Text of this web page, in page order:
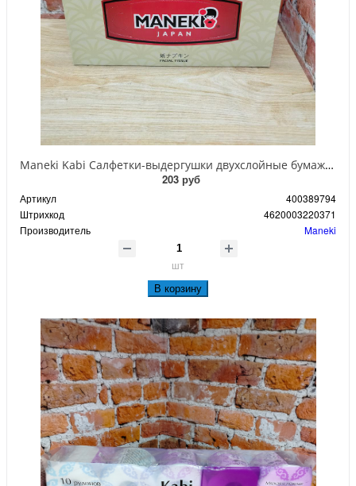
Maneki Kabi Салфетки-выдергушки двухслойные бумажные с микротиснением 250 шт
203 руб
Артикул
400389794
Штрихкод
4620003220371
Производитель
Maneki
шт
В корзину